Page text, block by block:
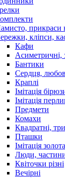
кліпси,
Кафи
Асиметричні,
Бантики
Сердця,
Краплі
Імітація
Імітація
Предмети
Комахи
Квадратні,
Пташки
Імітація золота
Люди, частини
Квіточки різні
Вечірні